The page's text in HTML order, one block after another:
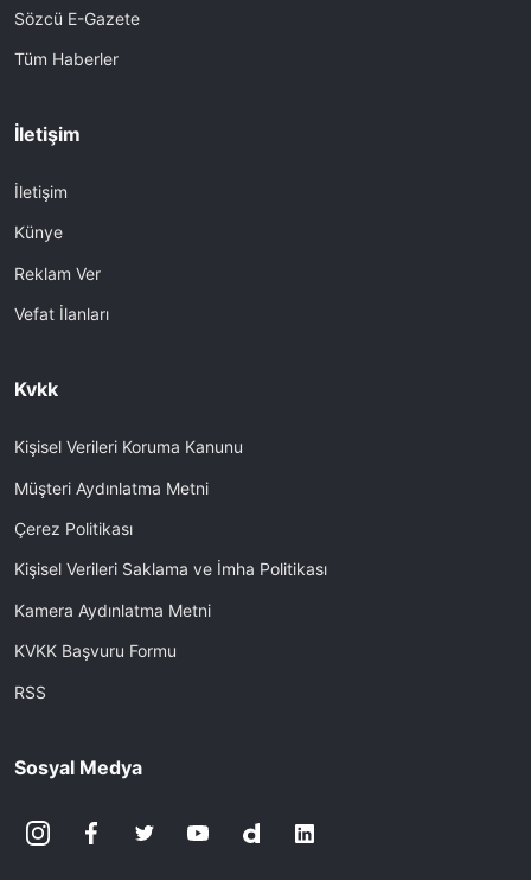
Sözcü E-Gazete
Tüm Haberler
İletişim
İletişim
Künye
Reklam Ver
Vefat İlanları
Kvkk
Kişisel Verileri Koruma Kanunu
Müşteri Aydınlatma Metni
Çerez Politikası
Kişisel Verileri Saklama ve İmha Politikası
Kamera Aydınlatma Metni
KVKK Başvuru Formu
RSS
Sosyal Medya